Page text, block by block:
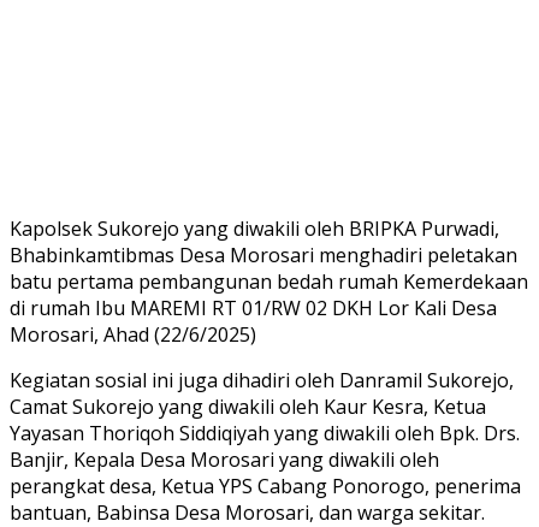
Kapolsek Sukorejo yang diwakili oleh BRIPKA Purwadi,
Bhabinkamtibmas Desa Morosari menghadiri peletakan
batu pertama pembangunan bedah rumah Kemerdekaan
di rumah Ibu MAREMI RT 01/RW 02 DKH Lor Kali Desa
Morosari, Ahad (22/6/2025)
Kegiatan sosial ini juga dihadiri oleh Danramil Sukorejo,
Camat Sukorejo yang diwakili oleh Kaur Kesra, Ketua
Yayasan Thoriqoh Siddiqiyah yang diwakili oleh Bpk. Drs.
Banjir, Kepala Desa Morosari yang diwakili oleh
perangkat desa, Ketua YPS Cabang Ponorogo, penerima
bantuan, Babinsa Desa Morosari, dan warga sekitar.